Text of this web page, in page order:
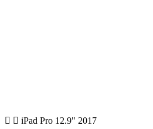
iPad Pro 12.9" 2017